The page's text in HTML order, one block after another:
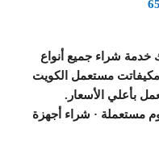
شراء جميع أنواع
مستعمل الكويت
بأعلي الأسعار.
مستعملة · ‏شراء أجهزة